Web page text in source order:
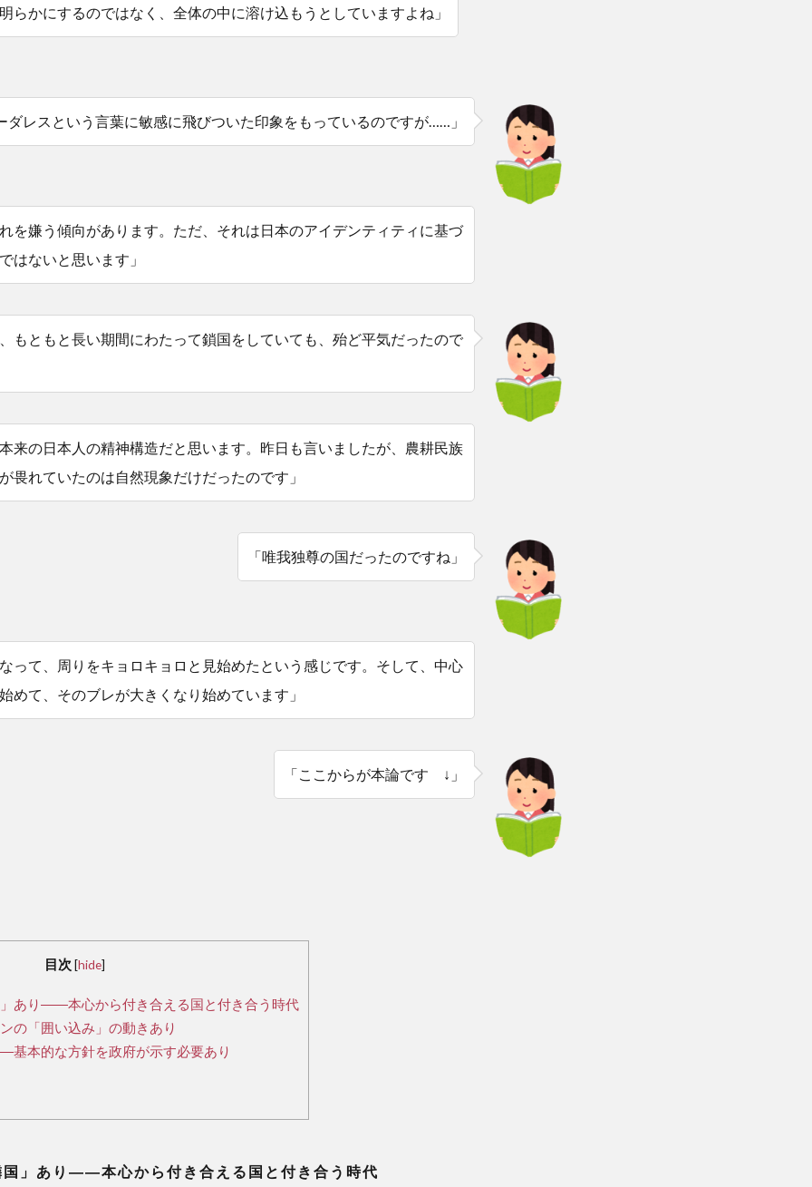
らかにするのではなく、全体の中に溶け込もうとしていますよね」
ダレスという言葉に敏感に飛びついた印象をもっているのですが……」
を嫌う傾向があります。ただ、それは日本のアイデンティティに基づ
はないと思います」
もともと長い期間にわたって鎖国をしていても、殆ど平気だったので
来の日本人の精神構造だと思います。昨日も言いましたが、農耕民族
畏れていたのは自然現象だけだったのです」
「唯我独尊の国だったのですね」
って、周りをキョロキョロと見始めたという感じです。そして、中心
めて、そのブレが大きくなり始めています」
「ここからが本論です ↓」
目次 [hide]
あり――本心から付き合える国と付き合う時代
「囲い込み」の動きあり
本的な方針を政府が示す必要あり
」あり――本心から付き合える国と付き合う時代